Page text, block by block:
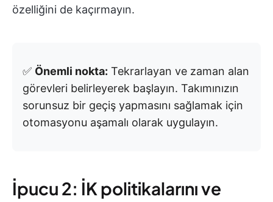
özelliğini de kaçırmayın.
✅ Önemli nokta: Tekrarlayan ve zaman alan
görevleri belirleyerek başlayın. Takımınızın
sorunsuz bir geçiş yapmasını sağlamak için
otomasyonu aşamalı olarak uygulayın.
İpucu 2: İK politikalarını ve